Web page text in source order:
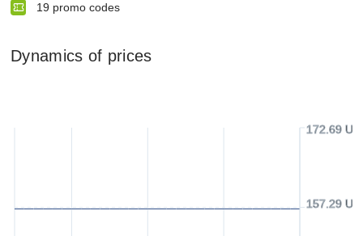
19 promo codes
Dynamics of prices
157.29
172.69